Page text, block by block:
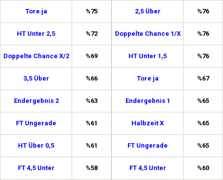
Tore ja %75
HT Unter 2,5 %72
Doppelte Chance X/2 %69
3,5 Über %66
Endergebnis 2 %63
FT Ungerade %61
HT Über 0,5 %61
FT 4,5 Unter %58
2,5 Über %76
Doppelte Chance 1/X %76
HT Unter 1,5 %76
Tore ja %67
Endergebnis 1 %65
Halbzeit X %65
FT Ungerade %65
FT 4,5 Unter %60